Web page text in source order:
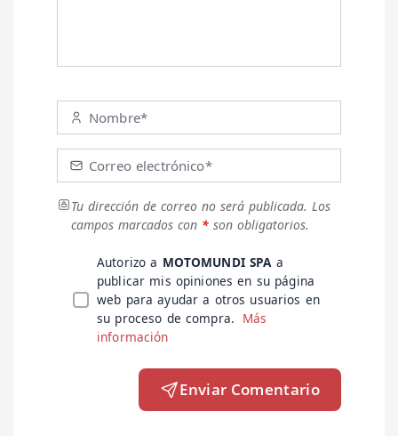
Nombre*
Correo electrónico*
Tu dirección de correo no será publicada. Los
campos marcados con * son obligatorios.
Autorizo a MOTOMUNDI SPAa
publicar mis opiniones en su página
web para ayudar a otros usuarios en
su proceso de compra. Más
información
Enviar Comentario